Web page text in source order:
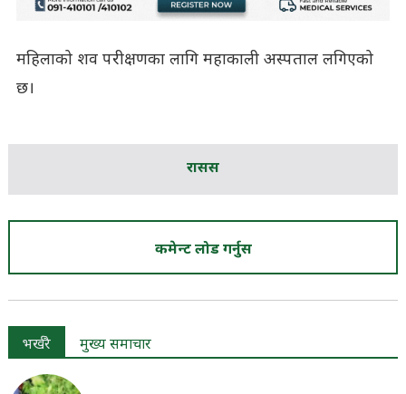
महिलाको शव परीक्षणका लागि महाकाली अस्पताल लगिएको
छ।
रासस
कमेन्ट लोड गर्नुस
भर्खरै मुख्य समाचार